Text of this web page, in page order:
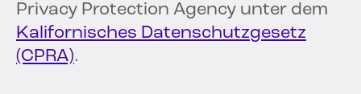
Privacy Protection Agency unter dem
Kalifornisches Datenschutzgesetz
(CPRA).